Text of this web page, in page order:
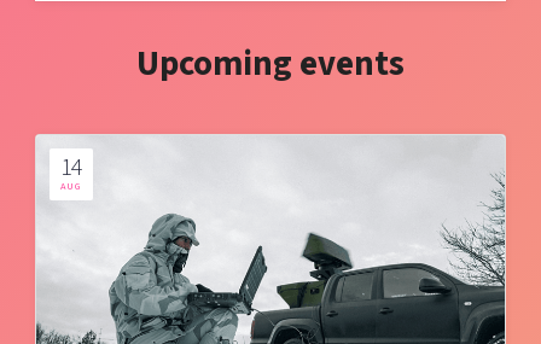
Upcoming events
14
AUG